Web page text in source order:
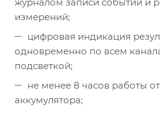
измерений;
цифровая индикация
одновременно по всем
подсветкой;
не менее 8 часов работы
аккумулятора;